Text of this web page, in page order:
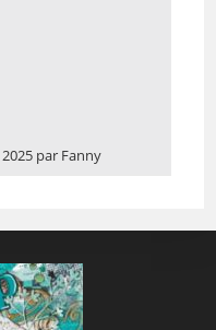
par Fanny